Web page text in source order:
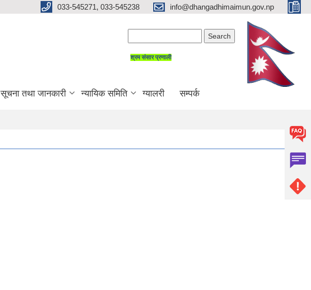
033-545271, 033-545238 info@dhangadhimaimun.gov.np
श्रम संसार प्रणाली
सूचना तथा जानकारी न्यायिक समिति ग्यालरी सम्पर्क